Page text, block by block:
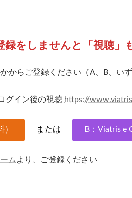
をしませんと「視聴
からご登録ください（A、B、い
イン後の視聴 https://
または B：Viatris e
ム より、ご登録ください